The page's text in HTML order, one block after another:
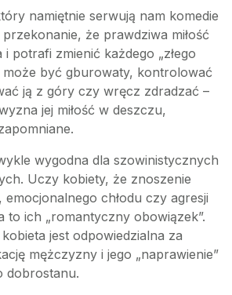
namiętnie serwują nam komedie
że prawdziwa miłość
potrafi zmienić każdego „złego
może być gburowaty, kontrolować
ją z góry czy wręcz zdradzać –
jej miłość w deszczu,
wygodna dla szowinistycznych
Uczy kobiety, że znoszenie
emocjonalnego chłodu czy agresji
to ich „romantyczny obowiązek”.
jest odpowiedzialna za
mężczyzny i jego „naprawienie”
dobrostanu.